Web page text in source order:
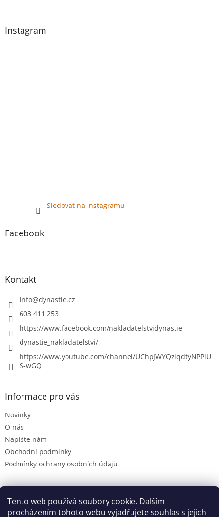
Tento web používá soubory cookie. Dalším
procházením tohoto webu vyjadřujete souhlas s jejich
Instagram
Sledovat na Instagramu
Facebook
Kontakt
info@dynastie.cz
603 411 253
https://www.facebook.com/nakladatelstvidynastie
dynastie_nakladatelstvi/
https://www.youtube.com/channel/UChpJWYQziqdtyNPPiU
S-wGQ
Informace pro vás
Novinky
O nás
Napište nám
Obchodní podmínky
Podmínky ochrany osobních údajů
Dynastie.cz